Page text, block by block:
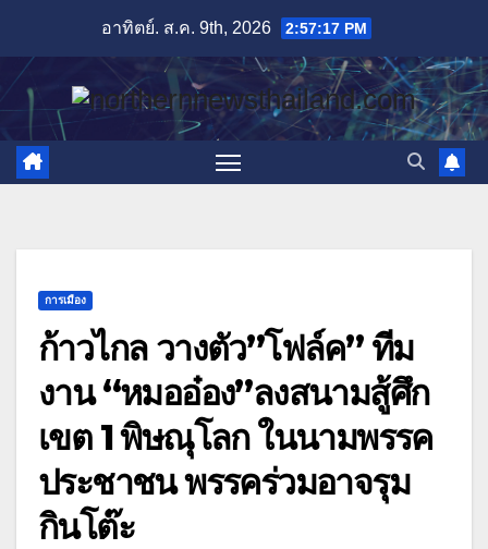
content
อาทิตย์. ส.ค. 9th, 2026 2:57:19 PM
การเมือง
ก้าวไกล วางตัว”โฟล์ค” ทีม
งาน “หมออ๋อง”ลงสนามสู้ศึก
เขต 1 พิษณุโลก ในนามพรรค
ประชาชน พรรคร่วมอาจรุม
กินโต๊ะ